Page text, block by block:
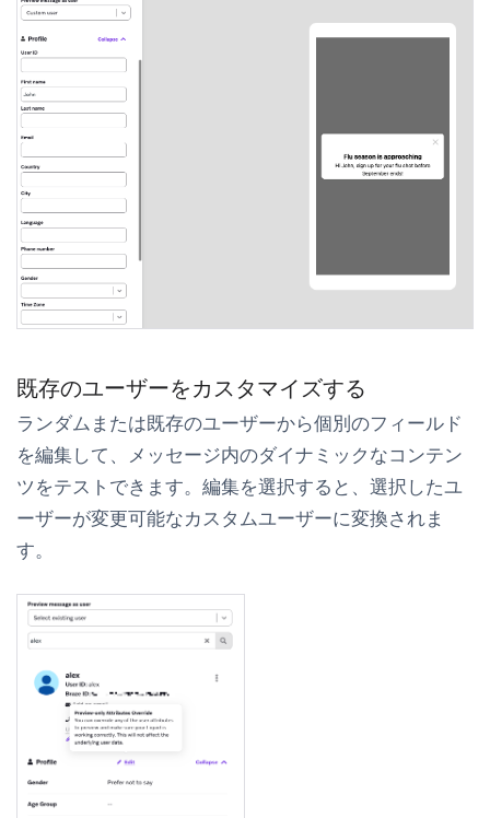
既存のユーザーをカスタマイズする
ランダムまたは既存のユーザーから個別のフィールド
を編集して、メッセージ内のダイナミックなコンテン
ツをテストできます。 編集を選択すると、選択したユ
ーザーが変更可能なカスタムユーザーに変換されま
す。